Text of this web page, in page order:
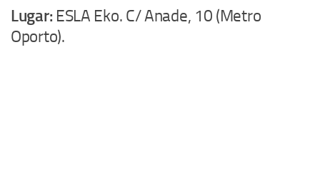
Lugar: ESLA Eko. C/ Anade, 10 (Metro
Oporto).